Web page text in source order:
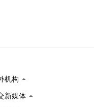
机构
新媒体